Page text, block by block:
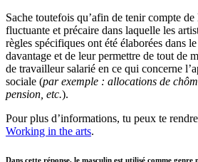
Sache toutefois qu’afin de tenir compte
fluctuante et précaire dans laquelle les
règles spécifiques ont été élaborées dans
davantage et de leur permettre de tout de
de travailleur salarié en ce qui concerne
sociale (par exemple : allocations de
pension, etc.).
Pour plus d’informations, tu peux te
Working in the arts.
Dans cette réponse, le masculin est utilisé comme genre